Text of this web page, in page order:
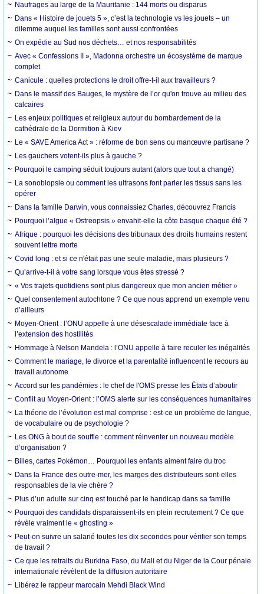
Naufrages au large de la Mauritanie : 144 morts ou disparus
Dans « Histoire de jouets 5 », c’est la technologie vs les jouets – un
dilemme auquel les familles sont aussi confrontées
On expédie au Sud nos déchets… et nos responsabilités
Avec « Confessions II », Madonna orchestre un écosystème de marque
complet
Canicule : quelles protections le droit offre-t-il aux travailleurs ?
Dans le massif des Bauges, le mystère de l’or qu'on trouve au milieu des
calcaires
Les enjeux politiques et religieux autour du bombardement de la
cathédrale de la Dormition à Kiev
Le « SAVE America Act » : réforme de bon sens ou manœuvre partisane ?
Les gauchers votent-ils plus à gauche ?
Pourquoi le camping séduit toujours autant (alors que tout a changé)
La sonobiopsie ou comment les ultrasons font parler les tissus sans les
opérer
Dans la famille Darwin, vous connaissiez Charles, découvrez Francis
Pourquoi l’algue « Ostreopsis » envahit-elle la côte basque chaque été ?
Afrique : pourquoi les décisions des tribunaux des droits humains restent
souvent lettre morte
Covid long : et si ce n'était pas une seule maladie, mais plusieurs ?
Qu’arrive-t-il à votre sang lorsque vous êtes stressé ?
« Vos trajets quotidiens sont plus dangereux que mon ancien métier »
Quel consentement autochtone ? Ce que nous apprend un exemple venu
d’ailleurs
Moyen-Orient : l’ONU appelle à une désescalade immédiate face à
l’extension des hostilités
Hommage à Nelson Mandela : l’ONU appelle à faire reculer les inégalités
Comment le mariage, le divorce et la parentalité influencent le recours au
travail autonome
Accord sur les pandémies : le chef de l'OMS presse les États d’aboutir
Conflit au Moyen-Orient : l’OMS alerte sur les conséquences humanitaires
La théorie de l’évolution est mal comprise : est-ce un problème de langue,
de vocabulaire ou de psychologie ?
Les ONG à bout de souffle : comment réinventer un nouveau modèle
d’organisation ?
Billes, cartes Pokémon… Pourquoi les enfants aiment faire du troc
Dans la France des outre-mer, les marges des distributeurs sont-elles
responsables de la vie chère ?
Plus d’un adulte sur cinq est touché par le handicap dans sa famille
Pourquoi des candidats disparaissent-ils en plein recrutement ? Ce que
révèle vraiment le « ghosting »
Peut-on suivre un salarié toutes les dix secondes pour vérifier son temps
de travail ?
Ce que les retraits du Burkina Faso, du Mali et du Niger de la Cour pénale
internationale révèlent de la diffusion autoritaire
Libérez le rappeur marocain Mehdi Black Wind